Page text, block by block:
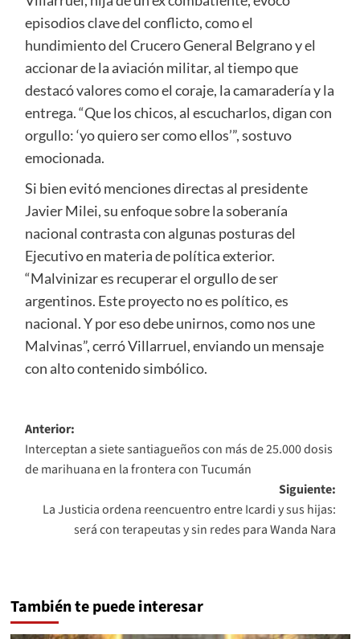
episodios clave del conflicto, como el
hundimiento del Crucero General Belgrano y el
accionar de la aviación militar, al tiempo que
destacó valores como el coraje, la camaradería y la
entrega. “Que los chicos, al escucharlos, digan con
orgullo: ‘yo quiero ser como ellos’”, sostuvo
emocionada.
Si bien evitó menciones directas al presidente
Javier Milei, su enfoque sobre la soberanía
nacional contrasta con algunas posturas del
Ejecutivo en materia de política exterior.
“Malvinizar es recuperar el orgullo de ser
argentinos. Este proyecto no es político, es
nacional. Y por eso debe unirnos, como nos une
Malvinas”, cerró Villarruel, enviando un mensaje
con alto contenido simbólico.
Navegación
de
entradas
Anterior:
Interceptan a siete santiagueños con más de 25.000 dosis
de marihuana en la frontera con Tucumán
Siguiente:
La Justicia ordena reencuentro entre Icardi y sus hijas:
será con terapeutas y sin redes para Wanda Nara
También te puede interesar